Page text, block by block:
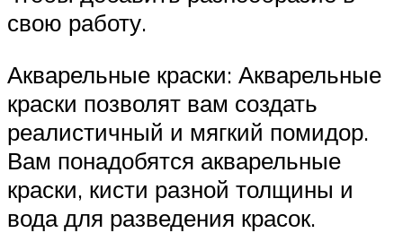
свою работу.
Акварельные краски: Акварельные
краски позволят вам создать
реалистичный и мягкий помидор.
Вам понадобятся акварельные
краски, кисти разной толщины и
вода для разведения красок.